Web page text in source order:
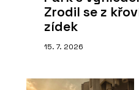
Zrodil se z
zídek
15. 7. 2026